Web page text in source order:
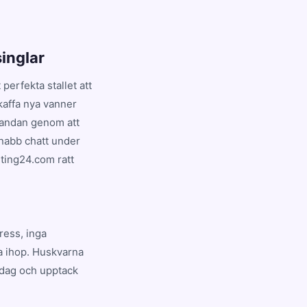
perfekta stallet att
nya vanner
genom att
chatt under
ratt
inga
ihop. Huskvarna
och upptack